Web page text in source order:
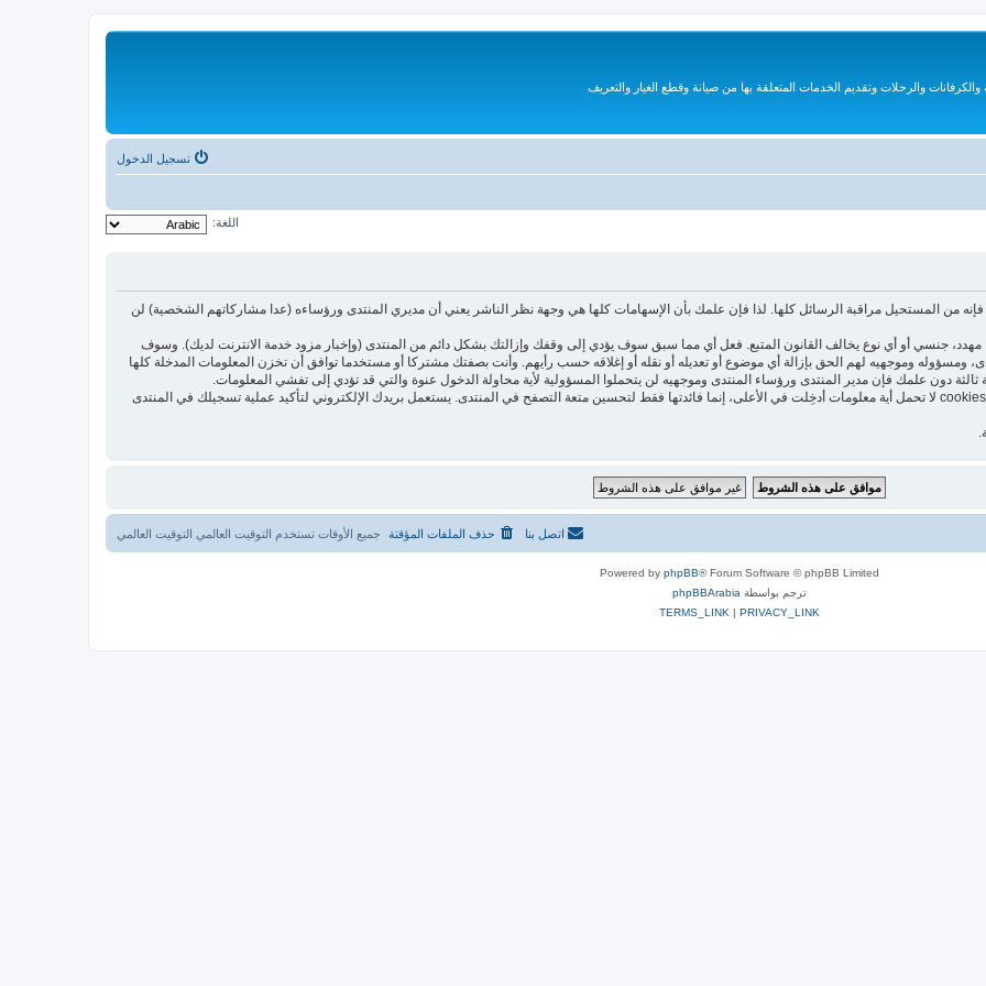
والرحلات وتقديم الخدمات المتعلقة بها من صيانة وقطع الغيار والتعريف
تسجيل الدخول
اللغة:
من المستحيل مراقبة الرسائل كلها. لذا فإن علمك بأن الإسهامات كلها هي وجهة نظر الناشر يعني أن مديري المنتدى ورؤساءه (عدا مشاركاتهم الشخصية) لن
جنسي أو أي نوع يخالف القانون المتبع. فعل أي مما سبق سوف يؤدي إلى وقفك وإزالتك بشكل دائم من المنتدى (وإخبار مزود خدمة الانترنت لديك). وسوف
ومسؤوله وموجهيه لهم الحق بإزالة أي موضوع أو تعديله أو نقله أو إغلاقه حسب رأيهم. وأنت بصفتك مشتركا أو مستخدما توافق أن تخزن المعلومات المدخلة كلها
دون علمك فإن مدير المنتدى ورؤساء المنتدى وموجهيه لن يتحملوا المسؤولية لأية محاولة الدخول عنوة والتي قد تؤدي إلى تفشي المعلومات.
هذا المنتدى يستعمل الـ cookies لتخزين معلومات على جهازك. هذه الـ cookies لا تحمل أية معلومات أدخِلت في الأعلى، إنما فائدتها فقط لتحسين متعة التصفح في المنتدى. يستعمل بريدك الإلكتروني لتأكيد عملية تسجيلك في المنتدى
جميع الأوقات تستخدم التوقيت العالمي التوقيت العالمي حذف الملفات المؤقتة اتصل بنا
Powered by phpBB® Forum Software © phpBB Limited
ترجم بواسطة phpBBArabia
PRIVACY_LINK
|
TERMS_LINK